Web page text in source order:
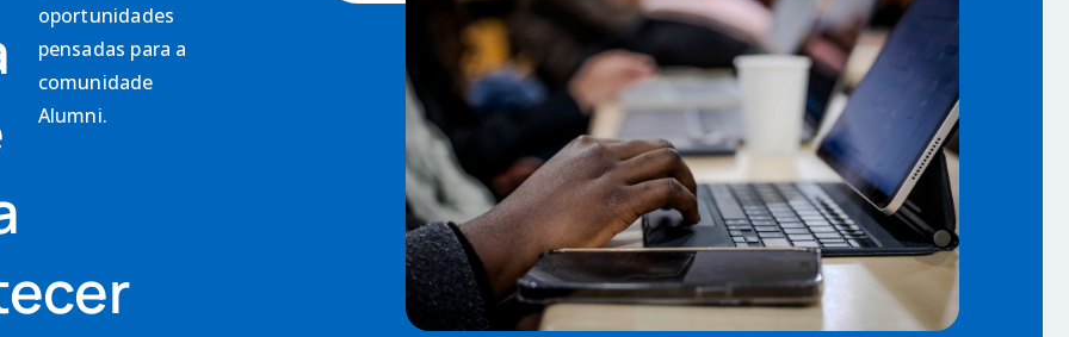
oportunidades
pensadas para a
comunidade
Alumni.